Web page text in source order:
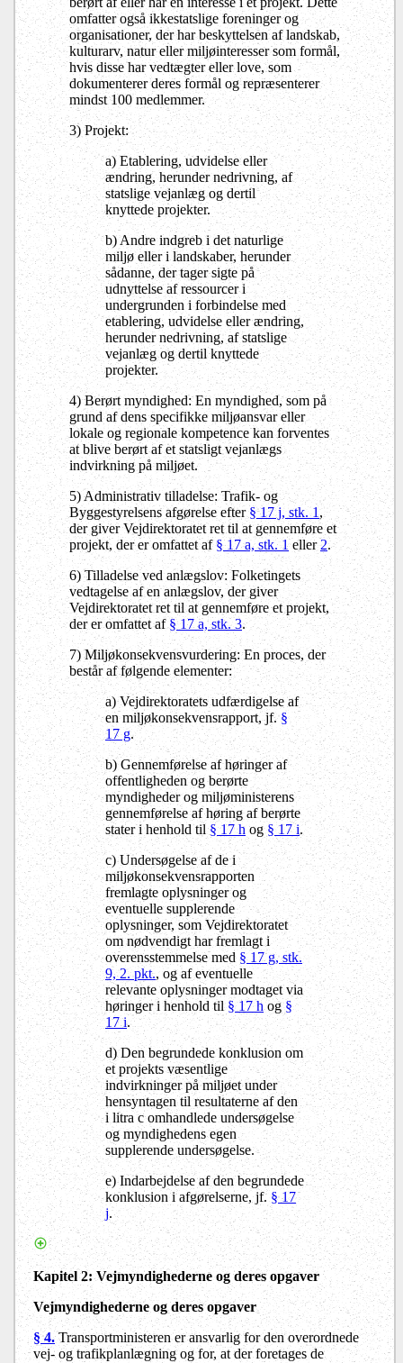
omfatter også ikkestatslige foreninger og
organisationer, der har beskyttelsen af landskab,
kulturarv, natur eller miljøinteresser som formål,
hvis disse har vedtægter eller love, som
dokumenterer deres formål og repræsenterer
mindst 100 medlemmer.
3) Projekt:
a) Etablering, udvidelse eller
ændring, herunder nedrivning, af
statslige vejanlæg og dertil
knyttede projekter.
b) Andre indgreb i det naturlige
miljø eller i landskaber, herunder
sådanne, der tager sigte på
udnyttelse af ressourcer i
undergrunden i forbindelse med
etablering, udvidelse eller ændring,
herunder nedrivning, af statslige
vejanlæg og dertil knyttede
projekter.
4) Berørt myndighed: En myndighed, som på
grund af dens specifikke miljøansvar eller
lokale og regionale kompetence kan forventes
at blive berørt af et statsligt vejanlægs
indvirkning på miljøet.
5) Administrativ tilladelse: Trafik- og
Byggestyrelsens afgørelse efter§ 17 j, stk. 1 ,
der giver Vejdirektoratet ret til at gennemføre et
projekt, der er omfattet af§ 17 a, stk. 1eller 2.
6) Tilladelse ved anlægslov: Folketingets
vedtagelse af en anlægslov, der giver
Vejdirektoratet ret til at gennemføre et projekt,
der er omfattet af§ 17 a, stk. 3.
7) Miljøkonsekvensvurdering: En proces, der
består af følgende elementer:
a) Vejdirektoratets udfærdigelse af
en miljøkonsekvensrapport, jf.§
17 g.
b) Gennemførelse af høringer af
offentligheden og berørte
myndigheder og miljøministerens
gennemførelse af høring af berørte
stater i henhold til§ 17 h og § 17 i.
c) Undersøgelse af de i
miljøkonsekvensrapporten
fremlagte oplysninger og
eventuelle supplerende
oplysninger, som Vejdirektoratet
om nødvendigt har fremlagt i
overensstemmelse med § 17 g, stk.
9, 2. pkt., og af eventuelle
relevante oplysninger modtaget via
høringer i henhold til § 17 hog§
17 i.
d) Den begrundede konklusion om
et projekts væsentlige
indvirkninger på miljøet under
hensyntagen til resultaterne af den
i litra c omhandlede undersøgelse
og myndighedens egen
supplerende undersøgelse.
e) Indarbejdelse af den begrundede
konklusion i afgørelserne, jf. § 17
j.
Kapitel 2: Vejmyndighederne og deres opgaver
Vejmyndighederne og deres opgaver
§ 4.Transportministeren er ansvarlig for den overordnede
vej- og trafikplanlægning og for, at der foretages de